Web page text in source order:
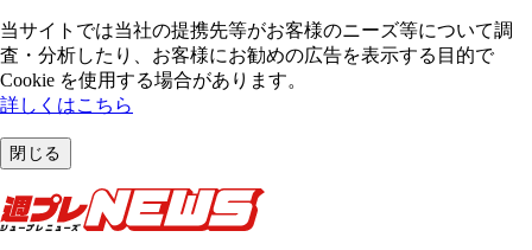
当サイトでは当社の提携先等がお客様のニーズ等について調
査・分析したり、お客様にお勧めの広告を表⽰する⽬的で
Cookie を使⽤する場合があります。
詳しくはこちら
閉じる